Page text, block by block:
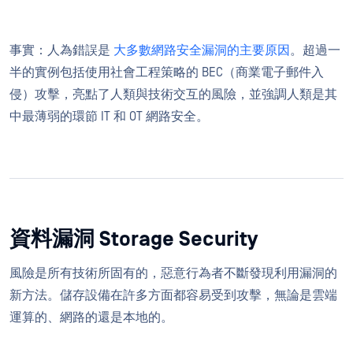
事實：人為錯誤是 大多數網路安全漏洞的主要原因 。超過一
半的實例包括使用社會工程策略的 BEC（商業電子郵件入
侵）攻擊，亮點了人類與技術交互的風險，並強調人類是其
中最薄弱的環節 IT 和 OT 網路安全。
資料漏洞 Storage Security
風險是所有技術所固有的，惡意行為者不斷發現利用漏洞的
新方法。儲存設備在許多方面都容易受到攻擊，無論是雲端
運算的、網路的還是本地的。